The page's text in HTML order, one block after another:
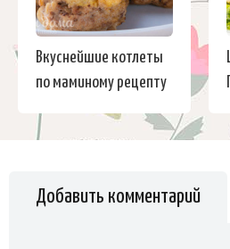
Вкуснейшие котлеты
по маминому рецепту
Добавить комментарий